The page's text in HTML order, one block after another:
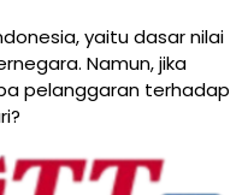
yaitu dasar nilai
Namun, jika
pelanggaran terhadap